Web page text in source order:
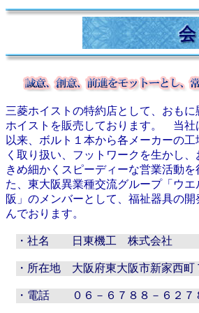
三菱ホイストの特約店として、おも
ホイストを販売しております。 当社
以来、ボルト１本から各メーカーの
く取り扱い、フットワークを生かし、
きめ細かくスピーディーな営業活動を
た、東大阪異業種交流グループ「ウエ
阪」のメンバーとして、福祉器具の開
んでおります。
・社名 日東機工 株式会社
・所在地 大阪府東大阪市新家西町
・電話 ０６－６７８８－６２７